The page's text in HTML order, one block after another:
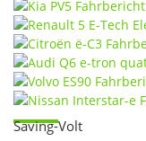
Saving-Volt